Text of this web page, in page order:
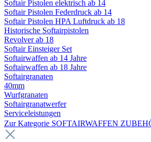
Softair Pistolen elektrisch ab 14
Softair Pistolen Federdruck ab 14
Softair Pistolen HPA Luftdruck ab 18
Historische Softairpistolen
Revolver ab 18
Softair Einsteiger Set
Softairwaffen ab 14 Jahre
Softairwaffen ab 18 Jahre
Softairgranaten
40mm
Wurfgranaten
Softairgranatwerfer
Serviceleistungen
Zur Kategorie SOFTAIRWAFFEN